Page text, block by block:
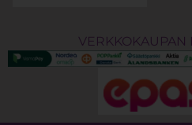
VERKKOKAUPAN